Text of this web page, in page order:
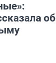
об